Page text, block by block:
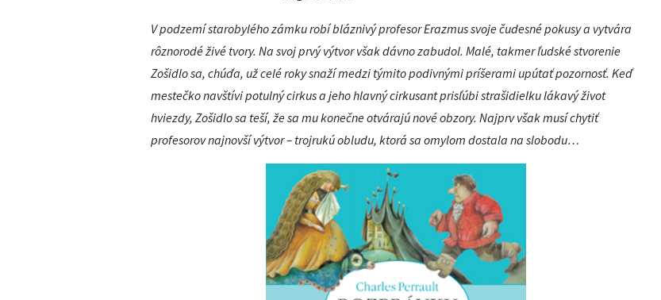
V podzemí starobylého zámku robí bláznivý profesor Erazmus svoje čudesné pokusy a vytvára
rôznorodé živé tvory. Na svoj prvý výtvor však dávno zabudol. Malé, takmer ľudské stvorenie
Zošidlo sa, chúďa, už celé roky snaží medzi týmito podivnými príšerami upútať pozornosť. Keď
mestečko navštívi potulný cirkus a jeho hlavný cirkusant prisľúbi strašidielku lákavý život
hviezdy, Zošidlo sa teší, že sa mu konečne otvárajú nové obzory. Najprv však musí chytiť
profesorov najnovší výtvor – trojrukú obludu, ktorá sa omylom dostala na slobodu…